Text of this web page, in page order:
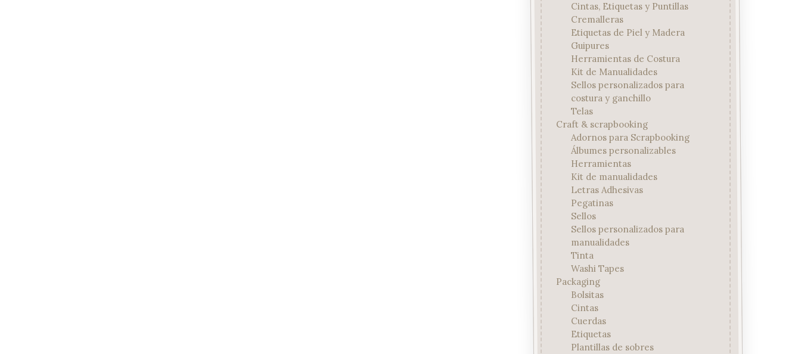
Cintas, Etiquetas y Puntillas
Cremalleras
Etiquetas de Piel y Madera
Guipures
Herramientas de Costura
Kit de Manualidades
Sellos personalizados para
costura y ganchillo
Telas
Craft & scrapbooking
Adornos para Scrapbooking
Álbumes personalizables
Herramientas
Kit de manualidades
Letras Adhesivas
Pegatinas
Sellos
Sellos personalizados para
manualidades
Tinta
Washi Tapes
Packaging
Bolsitas
Cintas
Cuerdas
Etiquetas
Plantillas de sobres